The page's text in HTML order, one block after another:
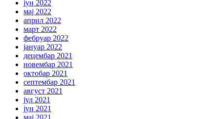
јун 2022
мај 2022
април 2022
март 2022
фебруар 2022
јануар 2022
децембар 2021
новембар 2021
октобар 2021
септембар 2021
август 2021
јул 2021
јун 2021
мај 2021